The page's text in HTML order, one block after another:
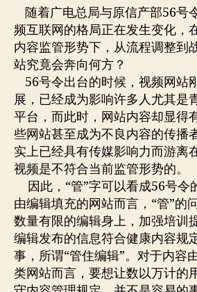
者
期
随着广电总局与原信产部56号
频互联网的格局正在发生变化，
内容监管形势下，从流程调整到
站究竟会奔向何方？
56号令出台的时候，视频网站
展，已经成为影响许多人尤其是
平台，而此时，网站内容却显得
些网站甚至成为不良内容的传播
实上已经具有传媒影响力而游离
视频是不符合当前监管形势的。
因此，“管”字可以看成56号令
由编辑填充的网站而言，“管”的
数量有限的编辑身上，加强培训
编辑发布的信息符合健康内容规
事，所谓“管住编辑”。对于内容
类网站而言，要想让数以万计的